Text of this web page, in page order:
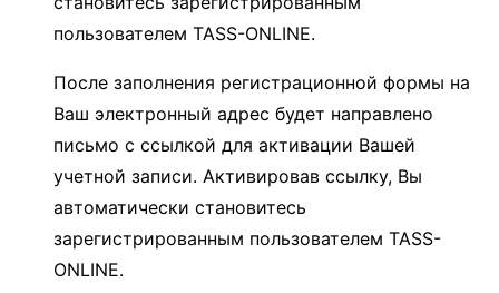
пользователем TASS-ONLINE.
После заполнения регистрационной формы на
Ваш электронный адрес будет направлено
письмо с ссылкой для активации Вашей
учетной записи. Активировав ссылку, Вы
автоматически становитесь
зарегистрированным пользователем TASS-
ONLINE.